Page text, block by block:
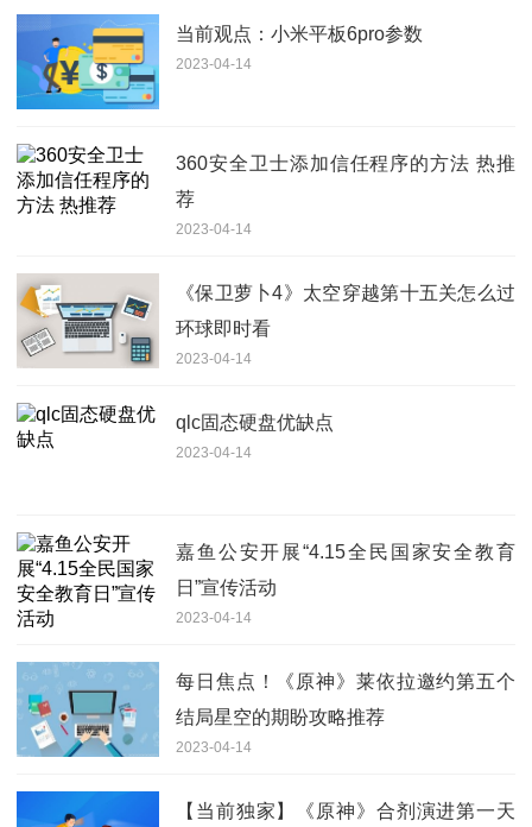
当前观点：小米平板6pro参数
2023-04-14
360安全卫士添加信任程序的方法 热推
荐
2023-04-14
《保卫萝卜4》太空穿越第十五关怎么过
环球即时看
2023-04-14
qlc固态硬盘优缺点
2023-04-14
嘉鱼公安开展“4.15全民国家安全教育
日”宣传活动
2023-04-14
每日焦点！《原神》莱依拉邀约第五个
结局星空的期盼攻略推荐
2023-04-14
【当前独家】《原神》合剂演进第一天